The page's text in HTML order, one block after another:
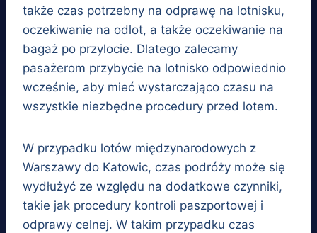
także czas potrzebny na odprawę na lotnisku,
oczekiwanie na odlot, a także oczekiwanie na
bagaż po przylocie. Dlatego zalecamy
pasażerom przybycie na lotnisko odpowiednio
wcześnie, aby mieć wystarczająco czasu na
wszystkie niezbędne procedury przed lotem.
W przypadku lotów międzynarodowych z
Warszawy do Katowic, czas podróży może się
wydłużyć ze względu na dodatkowe czynniki,
takie jak procedury kontroli paszportowej i
odprawy celnej. W takim przypadku czas